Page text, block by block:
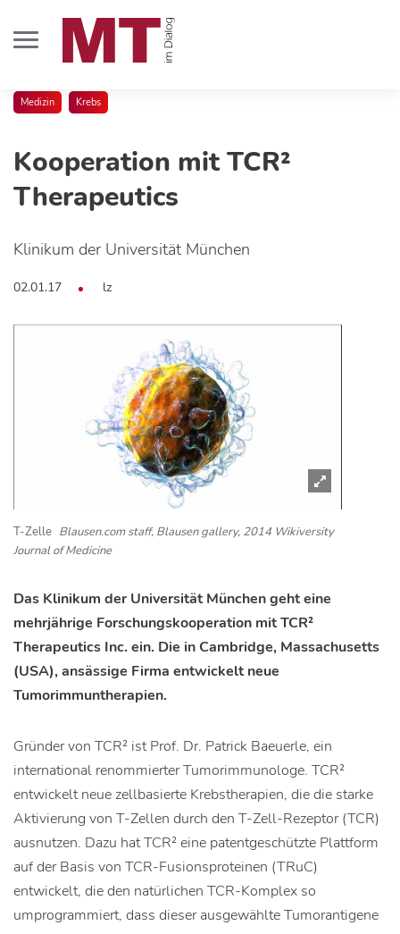
Medizin Krebs
Kooperation mit TCR²
Therapeutics
Klinikum der Universität München
02.01.17 lz
T-Zelle Blausen.com staff, Blausen gallery, 2014 Wikiversity
Journal of Medicine
Das Klinikum der Universität München geht eine
mehrjährige Forschungskooperation mit TCR²
Therapeutics Inc. ein. Die in Cambridge, Massachusetts
(USA), ansässige Firma entwickelt neue
Tumorimmuntherapien.
Gründer von TCR² ist Prof. Dr. Patrick Baeuerle, ein
international renommierter Tumorimmunologe. TCR²
entwickelt neue zellbasierte Krebstherapien, die die starke
Aktivierung von T-Zellen durch den T-Zell-Rezeptor (TCR)
ausnutzen. Dazu hat TCR² eine patentgeschützte Plattform
auf der Basis von TCR-Fusionsproteinen (TRuC)
entwickelt, die den natürlichen TCR-Komplex so
umprogrammiert, dass dieser ausgewählte Tumorantigene